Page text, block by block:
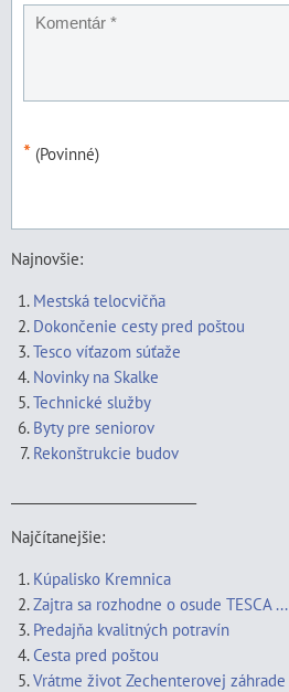
* (Povinné)
Najnovšie:
Mestská telocvičňa
Dokončenie cesty pred poštou
Tesco víťazom súťaže
Novinky na Skalke
Technické služby
Byty pre seniorov
Rekonštrukcie budov
Najčítanejšie:
Kúpalisko Kremnica
Zajtra sa rozhodne o osude TESCA ...
Predajňa kvalitných potravín
Cesta pred poštou
Vrátme život Zechenterovej záhrade